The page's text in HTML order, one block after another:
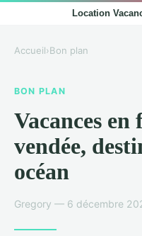
Accueil›Bon plan
BON PLAN
Vacances
vendée,
océan
Gregory — 6 décembre